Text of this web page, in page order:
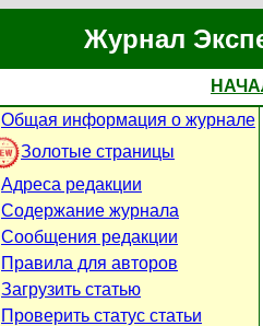
Журнал
Общая информация о журнале
Золотые страницы
Адреса редакции
Содержание журнала
Сообщения редакции
Правила для авторов
Загрузить статью
Проверить статус статьи